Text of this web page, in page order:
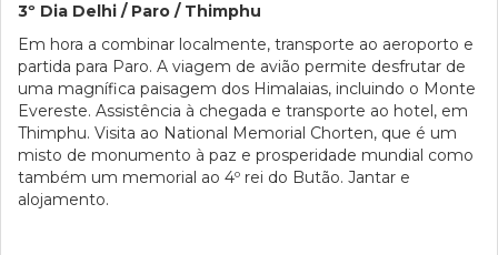
3º Dia Delhi / Paro / Thimphu
Em hora a combinar localmente, transporte ao aeroporto e
partida para Paro. A viagem de avião permite desfrutar de
uma magnífica paisagem dos Himalaias, incluindo o Monte
Evereste. Assistência à chegada e transporte ao hotel, em
Thimphu. Visita ao National Memorial Chorten, que é um
misto de monumento à paz e prosperidade mundial como
também um memorial ao 4º rei do Butão. Jantar e
alojamento.